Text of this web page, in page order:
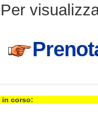
Per
in corso: